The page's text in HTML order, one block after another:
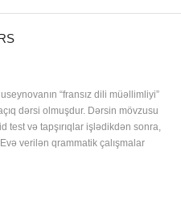
“fransız dili müəllimliyi”
dərsi olmuşdur. Dərsin mövzusu
test və tapşırıqlar işlədikdən sonra,
verilən qrammatik çalışmalar